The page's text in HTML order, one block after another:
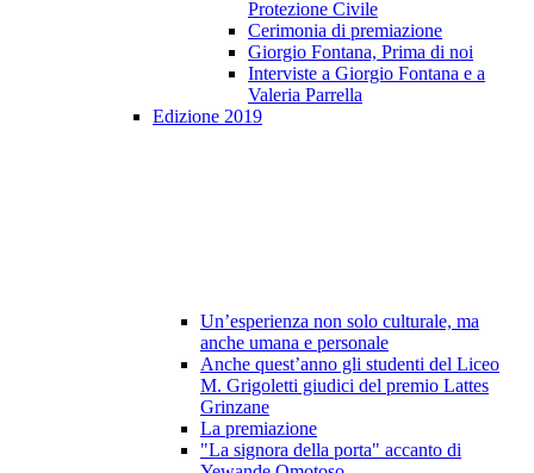
Protezione Civile
Cerimonia di premiazione
Giorgio Fontana, Prima di noi
Interviste a Giorgio Fontana e a
Valeria Parrella
Edizione 2019
Un’esperienza non solo culturale, ma
anche umana e personale
Anche quest’anno gli studenti del Liceo
M. Grigoletti giudici del premio Lattes
Grinzane
La premiazione
"La signora della porta" accanto di